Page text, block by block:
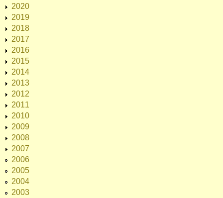
2020
2019
2018
2017
2016
2015
2014
2013
2012
2011
2010
2009
2008
2007
2006
2005
2004
2003